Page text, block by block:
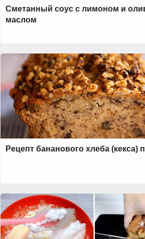
Сметанный соус с лимоном и
маслом
Рецепт бананового хлеба (кекса)